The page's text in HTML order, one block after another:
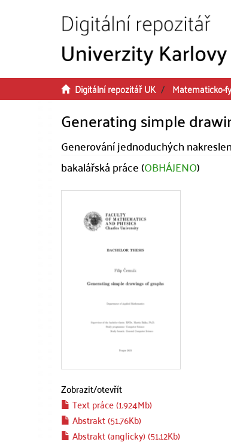
Digitální repozitář UK Matematicko-
Generating simple
Generování jednoduchých
bakalářská práce (OBHÁJENO)
Zobrazit/otevřít
Text práce (1.924Mb)
Abstrakt (51.76Kb)
Abstrakt (anglicky) (51.12Kb)